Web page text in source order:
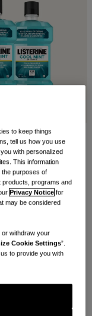
、使用牙线和漱口
有人都能完成全套
腔卫生标准，或者
之间的食物残渣并
次牙齿卫生检查之
以上的持续性牙菌
to keep things
tell us how you use
with personalized
This information
the purposes of
products, programs and
Privacy Notice for
may be considered
or withdraw your
Cookie Settings”.
to provide you with